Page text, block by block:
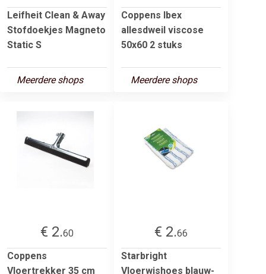
Leifheit Clean & Away
Stofdoekjes Magneto
Static S
Meerdere shops
Coppens Ibex
allesdweil viscose
50x60 2 stuks
Meerdere shops
€ 2.60
Coppens
Vloertrekker 35 cm
€ 2.66
Starbright
Vloerwishoes blauw-